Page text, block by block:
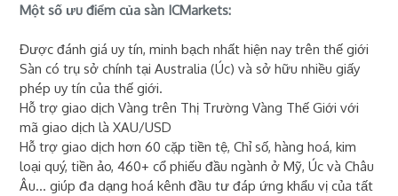
Một số ưu điểm của sàn ICMarkets:
Được đánh giá uy tín, minh bạch nhất hiện nay trên thế giới
Sàn có trụ sở chính tại Australia (Úc) và sở hữu nhiều giấy
phép uy tín của thế giới.
Hỗ trợ giao dịch Vàng trên Thị Trường Vàng Thế Giới với
mã giao dịch là XAU/USD
Hỗ trợ giao dịch hơn 60 cặp tiền tệ, Chỉ số, hàng hoá, kim
loại quý, tiền ảo, 460+ cổ phiếu đầu ngành ở Mỹ, Úc và Châu
Âu... giúp đa dạng hoá kênh đầu tư đáp ứng khẩu vị của tất